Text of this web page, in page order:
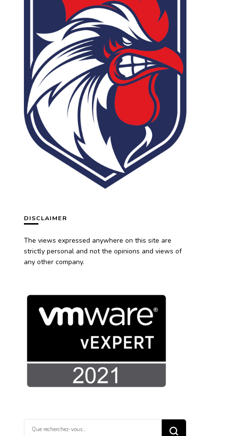
DISCLAIMER
The views expressed anywhere on this site are
strictly personal and not the opinions and views of
any other company.